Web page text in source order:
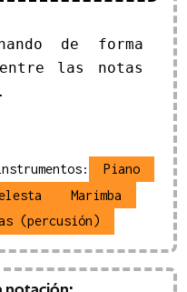
de forma
las notas
Piano
Marimba
(percusión)
notación: